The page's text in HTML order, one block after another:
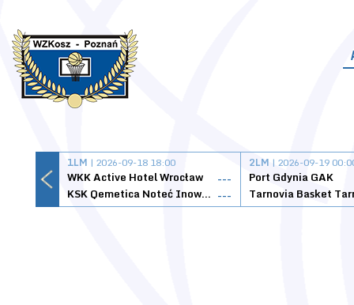
1LM | 2026-09-18 18:00
WKK Active Hotel Wrocław
---
KSK Qemetica Noteć Inowrocław ---
2LM | 2026-09-19
Port Gdynia GAK